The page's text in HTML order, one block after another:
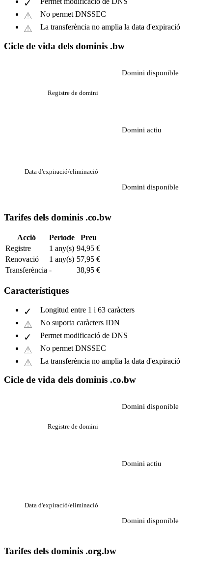
No permet DNSSEC
La transferència no amplia la data d'expiració
Cicle de vida dels dominis .bw
Domini disponible
Registre de domini
Domini actiu
Data d'expiració/eliminació
Domini disponible
Tarifes dels dominis .co.bw
Acció Període
Preu
Registre
1 any(s) 94,95 €
Renovació
1 any(s) 57,95 €
Transferència - 38,95 €
Característiques
Longitud entre 1 i 63 caràcters
No suporta caràcters IDN
Permet modificació de DNS
No permet DNSSEC
La transferència no amplia la data d'expiració
Cicle de vida dels dominis .co.bw
Domini disponible
Registre de domini
Domini actiu
Data d'expiració/eliminació
Domini disponible
Tarifes dels dominis .org.bw